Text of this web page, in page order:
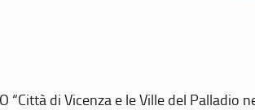
“Città di Vicenza e le Ville del